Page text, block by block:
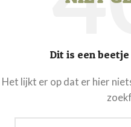
Dit is een
Het lijkt er op dat er hier